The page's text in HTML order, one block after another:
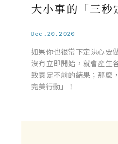
大小事的「三秒
Dec.20.2020
如果你也很常下定決心要
沒有立即開始，就會產生
致裹足不前的結果；那麼
完美行動」！